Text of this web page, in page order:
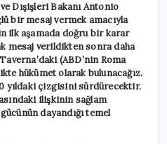
Dışişleri Bakanı Antonio
bir mesaj vermek amacıyla
ilk aşamada doğru bir karar
mesaj verildikten sonra daha
(ABD’nin Roma
hükümet olarak bulunacağız.
yıldaki çizgisini sürdürecektir.
ilişkinin sağlam
dayandığı temel